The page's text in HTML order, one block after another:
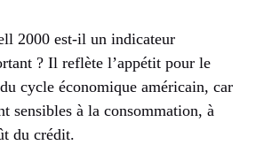
2000 est-il un indicateur
? Il reflète l’appétit pour le
cycle économique américain, car
sensibles à la consommation, à
du crédit.